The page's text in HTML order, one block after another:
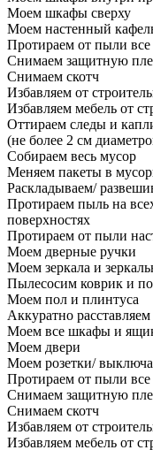
Моем шкафы сверху
Моем настенный
Протираем от пыли
Снимаем защитную
Снимаем скотч
Избавляем от
Избавляем мебель от
Оттираем следы и
(не более 2 см
Собираем весь мусор
Меняем пакеты в
Раскладываем/
Протираем пыль на
поверхностях
Протираем от пыли
Моем дверные ручки
Моем зеркала и
Пылесосим коврик и
Моем пол и плинтуса
Аккуратно расставляем
Моем все шкафы и
Моем двери
Моем розетки/
Протираем от пыли
Снимаем защитную
Снимаем скотч
Избавляем от
Избавляем мебель от